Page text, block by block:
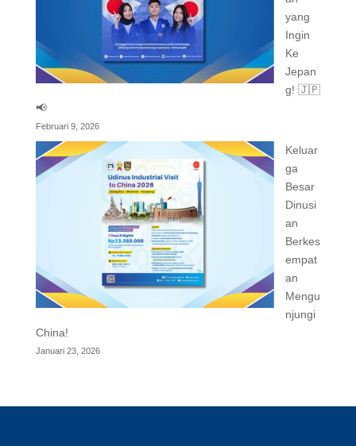
yang
Ingin
Ke
Jepan
g! 🇯🇵
📢
Februari 9, 2026
Keluar
ga
Besar
Dinusi
an
Berkes
empat
an
Mengu
njungi
China!
Januari 23, 2026